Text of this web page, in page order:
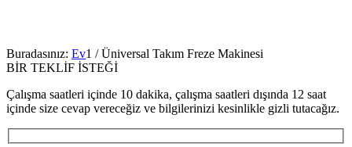
Buradasınız: Ev1 / Üniversal Takım Freze Makinesi
BİR TEKLİF İSTEĞİ
Çalışma saatleri içinde 10 dakika, çalışma saatleri dışında 12 saat
içinde size cevap vereceğiz ve bilgilerinizi kesinlikle gizli tutacağız.